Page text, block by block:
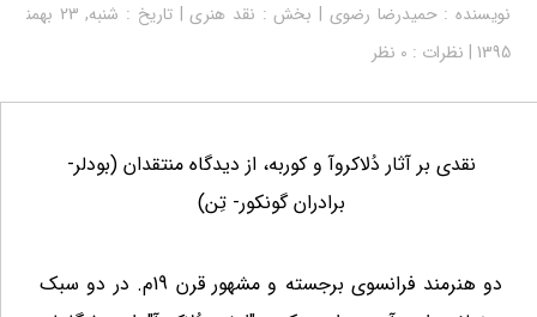
نویسنده : حمیدرضا رضوی | بخش : نقد هنری
| تاریخ : شنبه, 23 بهمن‍
1395 | نظرات : 0 نظر
نقدی بر آثار دُلاکروآ و کوربه، از دیدگاه منتقدان (بودلر-
برادران گونکور- تِن)
دو هنرمند فرانسوی برجسته و مشهور قرن 19م. در دو سبک